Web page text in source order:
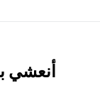
أنعشي